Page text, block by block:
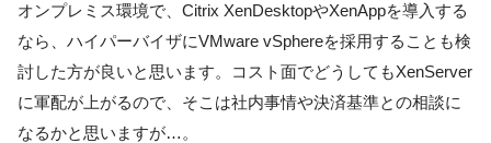
オンプレミス環境で、Citrix XenDesktopやXenAppを導入する
なら、ハイパーバイザにVMware vSphereを採用することも検
討した方が良いと思います。コスト面でどうしてもXenServer
に軍配が上がるので、そこは社内事情や決済基準との相談に
なるかと思いますが…。